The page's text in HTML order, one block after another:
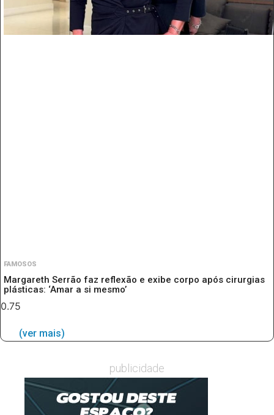
FAMOSOS
Margareth Serrão faz reflexão e exibe corpo após cirurgias
plásticas: ‘Amar a si mesmo’
(ver mais)
publicidade